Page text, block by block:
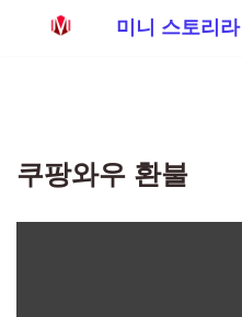
건
너
뛰
미니 스토리
쿠팡와우 환불